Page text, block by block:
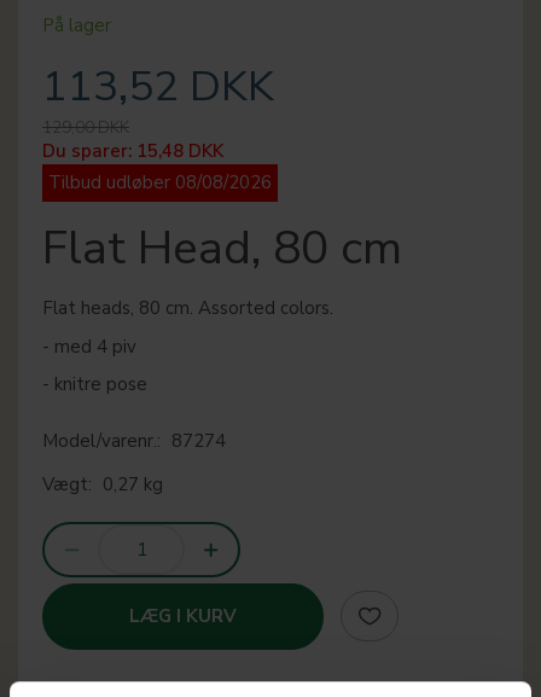
På lager
113,52 DKK
129,00 DKK
Du sparer: 15,48 DKK
Tilbud udløber 08/08/2026
Flat Head, 80 cm
Flat heads, 80 cm. Assorted colors.
- med 4 piv
- knitre pose
Model/varenr.: 87274
Vægt: 0,27 kg
LÆG I KURV